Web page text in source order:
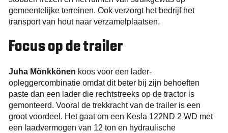
gemeentelijke terreinen. Ook verzorgt het bedrijf het
transport van hout naar verzamelplaatsen.
Focus op de trailer
Juha Mönkkönen koos voor een lader-
opleggercombinatie omdat dit beter bij zijn behoeften
paste dan een lader die rechtstreeks op de tractor is
gemonteerd. Vooral de trekkracht van de trailer is een
groot voordeel. Het gaat om een Kesla 122ND 2 WD met
een laadvermogen van 12 ton en hydraulische